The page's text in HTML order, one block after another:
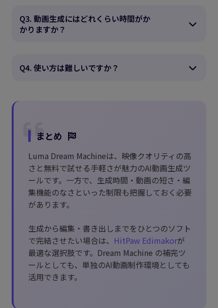
Q3. 動画生成にはどれくらい時間がか
かりますか？
Q4. 使い方は難しいですか？
まとめ
Luma Dream Machineは、映像クオリティの高
さと無料で試せる手軽さが魅力のAI動画生成ツ
ールです。一方で、生成時間・動画の短さ・編
集機能のなさといった制限も把握しておく必要
があります。
生成から編集・書き出しまでをひとつのソフト
で完結させたい場合は、 HitPaw Edimakorが
最適な選択肢です。Dream Machine の補完ツ
ールとしても、単独のAI動画制作環境としても
活用できます。